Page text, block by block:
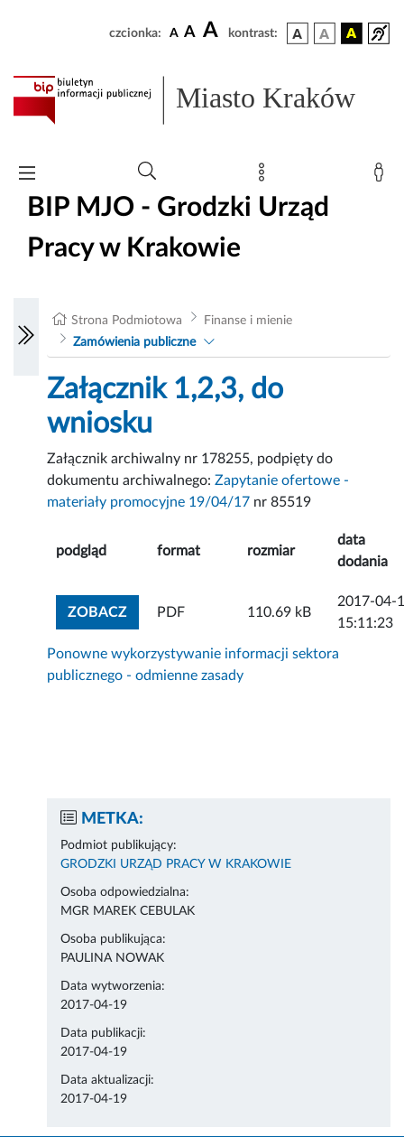
czcionka: A A A kontrast:
Miasto Kraków
BIP MJO - Grodzki Urząd
Pracy w Krakowie
Strona Podmiotowa
Finanse i mienie
Zamówienia publiczne
Załącznik 1,2,3, do
wniosku
Załącznik archiwalny nr 178255, podpięty do
dokumentu archiwalnego:Zapytanie ofertowe -
materiały promocyjne 19/04/17 nr 85519
podgląd format rozmiar
data
dodania
ZOBACZZOBACZ ZAŁĄCZNIK
PDF 110.69 kB
2017-04-
15:11:23
Ponowne wykorzystywanie informacji sektora
publicznego - odmienne zasady
METKA:
Podmiot publikujący:
GRODZKI URZĄD PRACY W KRAKOWIE
Osoba odpowiedzialna:
MGR MAREK CEBULAK
Osoba publikująca:
PAULINA NOWAK
Data wytworzenia:
2017-04-19
Data publikacji:
2017-04-19
Data aktualizacji:
2017-04-19